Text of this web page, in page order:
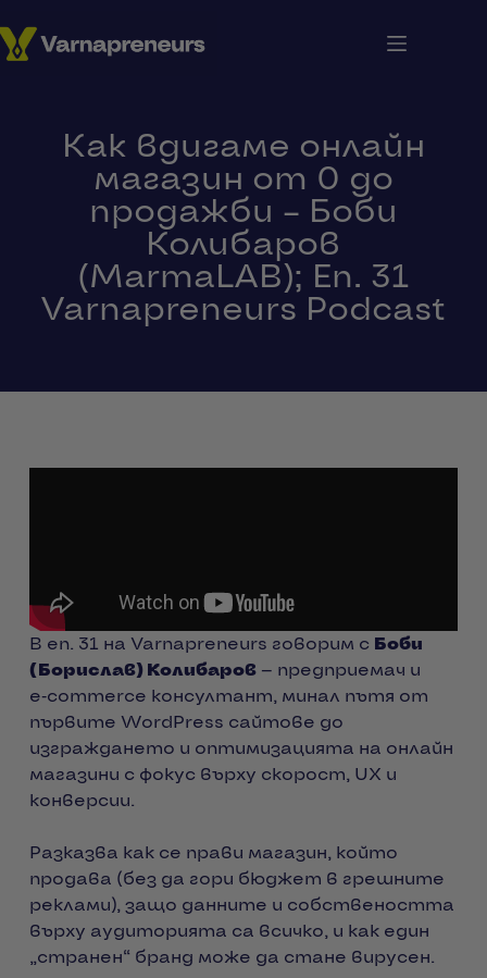
Как вдигаме онлайн
магазин от 0 до
продажби – Боби
Колибаров
(MarmaLAB); Еп. 31
Varnapreneurs Podcast
В еп. 31 на Varnapreneurs говорим с Боби
(Борислав) Колибаров— предприемач и
e‑commerce консултант, минал пътя от
първите WordPress сайтове до
изграждането и оптимизацията на онлайн
магазини с фокус върху скорост, UX и
конверсии.
Разказва как се прави магазин, който
продава (без да гори бюджет в грешните
реклами), защо данните и собствеността
върху аудиторията са всичко, и как един
„странен“ бранд може да стане вирусен.